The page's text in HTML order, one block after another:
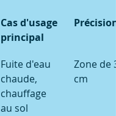
Cas d'usage
principal
Précision
Fuite d'eau
chaude,
chauffage
au sol
Zone de
cm